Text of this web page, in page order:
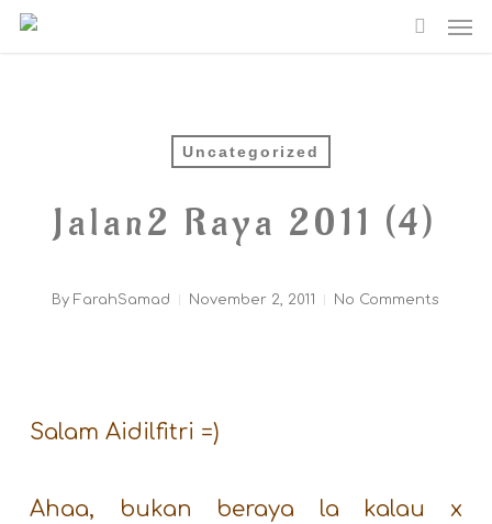
Skip
Uncategorized
Jalan2 Raya 2011 (4)
By FarahSamad November 2, 2011 No Comments
Salam Aidilfitri =)
Ahaa, bukan beraya la kalau x